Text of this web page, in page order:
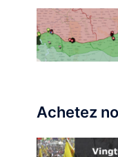
Achetez